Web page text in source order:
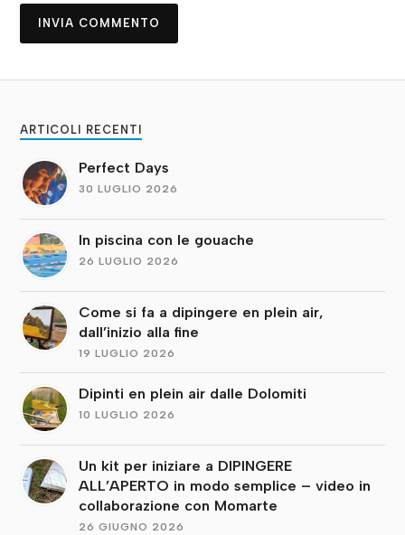
ARTICOLI RECENTI
Perfect Days
30 LUGLIO 2026
In piscina con le gouache
26 LUGLIO 2026
Come si fa a dipingere en plein air,
dall’inizio alla fine
19 LUGLIO 2026
Dipinti en plein air dalle Dolomiti
10 LUGLIO 2026
Un kit per iniziare a DIPINGERE
ALL’APERTO in modo semplice – video in
collaborazione con Momarte
26 GIUGNO 2026